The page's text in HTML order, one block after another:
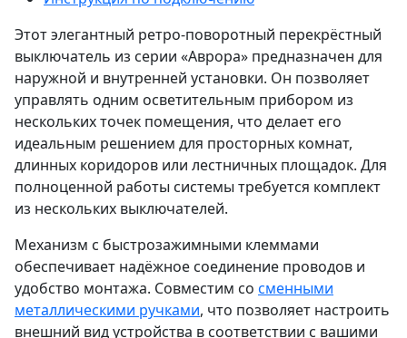
Этот элегантный ретро-поворотный перекрёстный
выключатель из серии «Аврора» предназначен для
наружной и внутренней установки. Он позволяет
управлять одним осветительным прибором из
нескольких точек помещения, что делает его
идеальным решением для просторных комнат,
длинных коридоров или лестничных площадок. Для
полноценной работы системы требуется комплект
из нескольких выключателей.
Механизм с быстрозажимными клеммами
обеспечивает надёжное соединение проводов и
удобство монтажа. Совместим со сменными
металлическими ручками, что позволяет настроить
внешний вид устройства в соответствии с вашими